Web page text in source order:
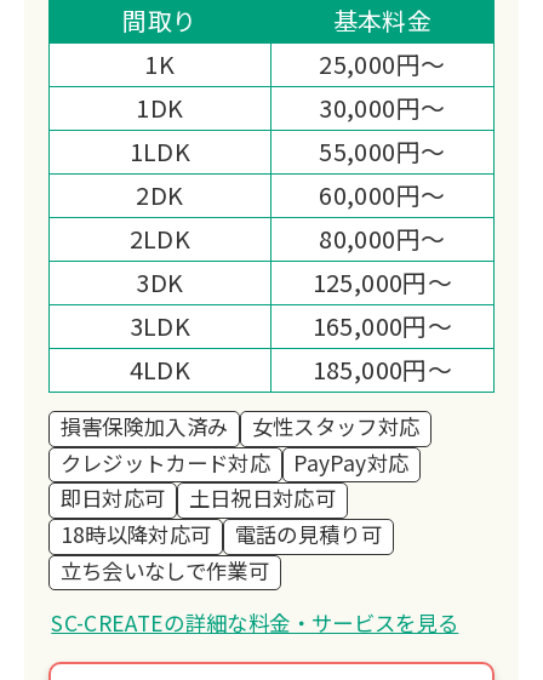
行政では対応が難しい不用品、片付けら
れない量のゴミや汚れなどの対応も安心
してお任せください！
間取り
基本料金
1K
25,000円～
1DK
30,000円～
1LDK
55,000円～
2DK
60,000円～
2LDK
80,000円～
3DK
125,000円～
3LDK
165,000円～
4LDK
185,000円～
損害保険加入済み
女性スタッフ対応
クレジットカード対応
PayPay対応
即日対応可
土日祝日対応可
18時以降対応可
電話の見積り可
立ち会いなしで作業可
SC-CREATEの詳細な料金・サービスを見る